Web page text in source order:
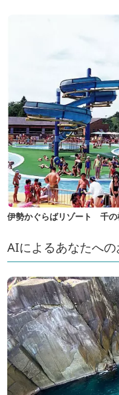
伊勢かぐらばリゾート 千の
AIによるあなたへ